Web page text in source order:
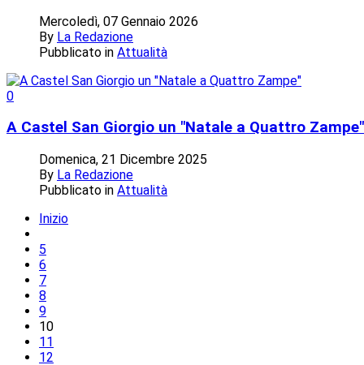
Mercoledì, 07 Gennaio 2026
By La Redazione
Pubblicato in Attualità
0
A Castel San Giorgio un "Natale a Quattro Zampe"
Domenica, 21 Dicembre 2025
By La Redazione
Pubblicato in Attualità
Inizio
5
6
7
8
9
10
11
12